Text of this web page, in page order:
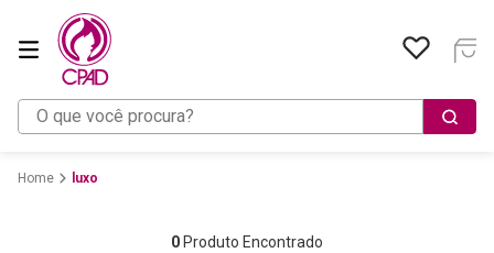
O que você procura?
luxo
0 Produto Encontrado